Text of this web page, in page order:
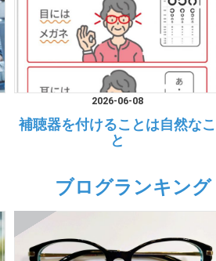
2026-06-08
補聴器を付けることは自然なこ
と
ブログランキング